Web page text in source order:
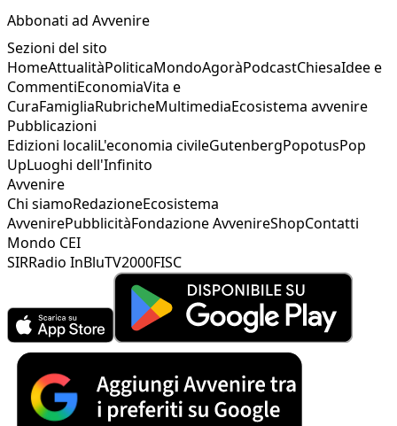
Abbonati ad Avvenire
Sezioni del sito
HomeAttualitàPoliticaMondoAgoràPodcastChiesaIdee e
CommentiEconomiaVita e
CuraFamigliaRubricheMultimediaEcosistema avvenire
Pubblicazioni
Edizioni localiL'economia civileGutenbergPopotusPop
UpLuoghi dell'Infinito
Avvenire
Chi siamoRedazioneEcosistema
AvvenirePubblicitàFondazione AvvenireShopContatti
Mondo CEI
SIRRadio InBluTV2000FISC